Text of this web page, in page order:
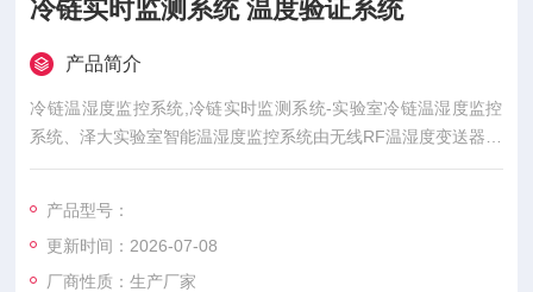
冷链实时监测系统 温度验证系统
产品简介
冷链温湿度监控系统,冷链实时监测系统-实验室冷链温湿度监控
系统、泽大实验室智能温湿度监控系统由无线RF温湿度变送器发
射433/490Mhz无线电信号至信号接收器，接收器与服务器在各
上传本地服务器，用户通过电脑、手机APP等多种方式实时监控
各实验室内的温湿度状况。
产品型号：
更新时间：2026-07-08
厂商性质：生产厂家